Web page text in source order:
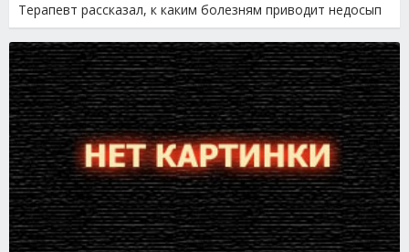
Терапевт рассказал, к каким болезням приводит недосып